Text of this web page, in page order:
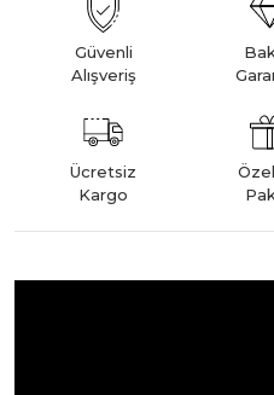
Güvenli
Alışveriş
Ücretsiz
Kargo
Özel